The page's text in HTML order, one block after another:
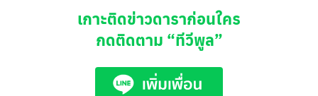
เกาะติดข่าวดาราก่อนใคร
กดติดตาม “ทีวีพูล”